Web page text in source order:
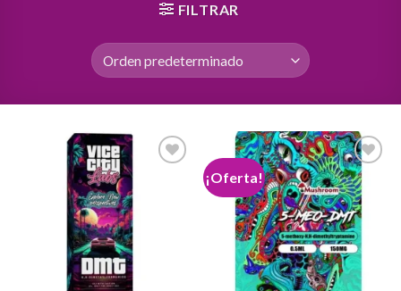
FILTRAR
¡Oferta!
Add to
wishlist